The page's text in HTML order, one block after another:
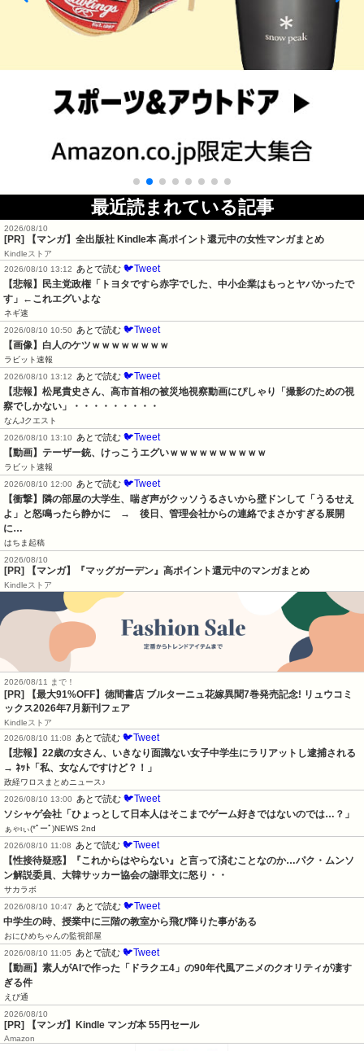
最近読まれている記事
2026/08/10
[PR] 【マンガ】全出版社 Kindle本 高ポイント還元中の女性マンガまとめ
Kindleストア
2026/08/10 13:12
あとで読む 🐦Tweet
【悲報】民主党政権「トヨタですら赤字でした、中小企業はもっとヤバかったで
す」←これエグいよな
ネギ速
2026/08/10 10:50
あとで読む 🐦Tweet
【画像】白人のケツｗｗｗｗｗｗｗｗ
ラビット速報
2026/08/10 13:12
あとで読む 🐦Tweet
【悲報】松尾貴史さん、高市首相の被災地視察動画にぴしゃり「撮影のための視
察でしかない」・・・・・・・・・
なんJクエスト
2026/08/10 13:10
あとで読む 🐦Tweet
【動画】テーザー銃、けっこうエグいｗｗｗｗｗｗｗｗｗｗ
ラビット速報
2026/08/10 12:00
あとで読む 🐦Tweet
【衝撃】隣の部屋の大学生、喘ぎ声がクッソうるさいから壁ドンして「うるせえ
よ」と怒鳴ったら静かに　→　後日、管理会社からの連絡でまさかすぎる展開
に…
はちま起稿
2026/08/10
[PR] 【マンガ】『マッグガーデン』高ポイント還元中のマンガまとめ
Kindleストア
2026/08/11 まで！
[PR] 【最大91%OFF】徳間書店 ブルターニュ花嫁異聞7巻発売記念! リュウコミ
ックス2026年7月新刊フェア
Kindleストア
2026/08/10 11:08
あとで読む 🐦Tweet
【悲報】22歳の女さん、いきなり面識ない女子中学生にラリアットし逮捕される
→ ﾈｯﾄ「私、女なんですけど？！」
政経ワロスまとめニュース♪
2026/08/10 13:00
あとで読む 🐦Tweet
ソシャゲ会社「ひょっとして日本人はそこまでゲーム好きではないのでは…？」
ぁゃιぃ(*ﾟーﾟ)NEWS 2nd
2026/08/10 11:08
あとで読む 🐦Tweet
【性接待疑惑】『これからはやらない』と言って済むことなのか…パク・ムンソ
ン解説委員、大韓サッカー協会の謝罪文に怒り・・
サカラボ
2026/08/10 10:47
あとで読む 🐦Tweet
中学生の時、授業中に三階の教室から飛び降りた事がある
おにひめちゃんの監視部屋
2026/08/10 11:05
あとで読む 🐦Tweet
【動画】素人がAIで作った「ドラクエ4」の90年代風アニメのクオリティが凄す
ぎる件
えび通
2026/08/10
[PR] 【マンガ】Kindle マンガ本 55円セール
Amazon